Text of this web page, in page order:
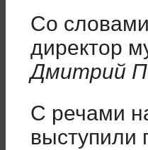
Со
директор
Дмитрий
С речами
выступили